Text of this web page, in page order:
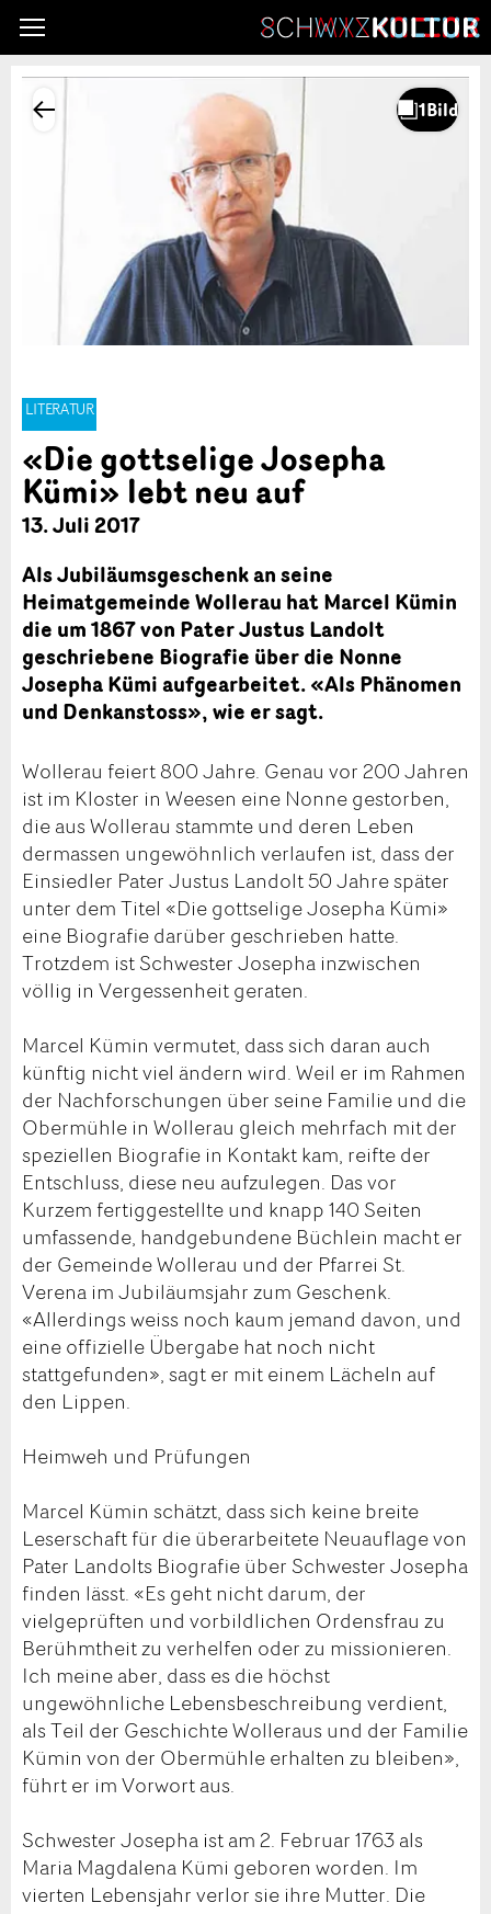
LITERATUR
«Die gottselige Josepha
Kümi» lebt neu auf
13. Juli 2017
Als Jubiläumsgeschenk an seine
Heimatgemeinde Wollerau hat Marcel Kümin
die um 1867 von Pater Justus Landolt
geschriebene Biografie über die Nonne
Josepha Kümi aufgearbeitet. «Als Phänomen
und Denkanstoss», wie er sagt.
Wollerau feiert 800 Jahre. Genau vor 200 Jahren
ist im Kloster in Weesen eine Nonne gestorben,
die aus Wollerau stammte und deren Leben
dermassen ungewöhnlich verlaufen ist, dass der
Einsiedler Pater Justus Landolt 50 Jahre später
unter dem Titel «Die gottselige Josepha Kümi»
eine Biografie darüber geschrieben hatte.
Trotzdem ist Schwester Josepha inzwischen
völlig in Vergessenheit geraten.
Marcel Kümin vermutet, dass sich daran auch
künftig nicht viel ändern wird. Weil er im Rahmen
der Nachforschungen über seine Familie und die
Obermühle in Wollerau gleich mehrfach mit der
speziellen Biografie in Kontakt kam, reifte der
Entschluss, diese neu aufzulegen. Das vor
Kurzem fertiggestellte und knapp 140 Seiten
umfassende, handgebundene Büchlein macht er
der Gemeinde Wollerau und der Pfarrei St.
Verena im Jubiläumsjahr zum Geschenk.
«Allerdings weiss noch kaum jemand davon, und
eine offizielle Übergabe hat noch nicht
stattgefunden», sagt er mit einem Lächeln auf
den Lippen.
Heimweh und Prüfungen
Marcel Kümin schätzt, dass sich keine breite
Leserschaft für die überarbeitete Neuauflage von
Pater Landolts Biografie über Schwester Josepha
finden lässt. «Es geht nicht darum, der
vielgeprüften und vorbildlichen Ordensfrau zu
Berühmtheit zu verhelfen oder zu missionieren.
Ich meine aber, dass es die höchst
ungewöhnliche Lebensbeschreibung verdient,
als Teil der Geschichte Wolleraus und der Familie
Kümin von der Obermühle erhalten zu bleiben»,
führt er im Vorwort aus.
Schwester Josepha ist am 2. Februar 1763 als
Maria Magdalena Kümi geboren worden. Im
vierten Lebensjahr verlor sie ihre Mutter. Die